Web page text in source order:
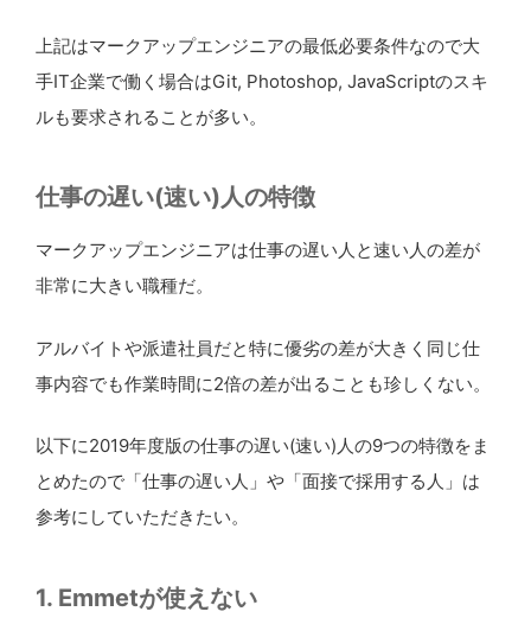
上記はマークアップエンジニアの最低必要条件なので大
手IT企業で働く場合はGit, Photoshop, JavaScriptのスキ
ルも要求されることが多い。
仕事の遅い(速い)人の特徴
マークアップエンジニアは仕事の遅い人と速い人の差が
非常に大きい職種だ。
アルバイトや派遣社員だと特に優劣の差が大きく同じ仕
事内容でも作業時間に2倍の差が出ることも珍しくない。
以下に2019年度版の仕事の遅い(速い)人の9つの特徴をま
とめたので「仕事の遅い人」や「面接で採用する人」は
参考にしていただきたい。
1. Emmetが使えない